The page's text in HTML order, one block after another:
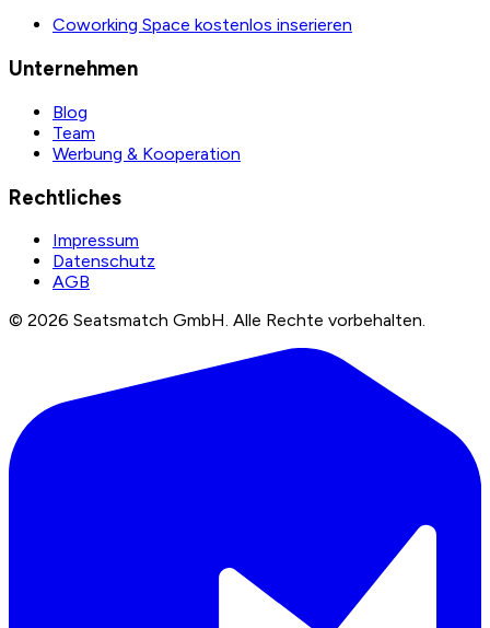
Coworking Space kostenlos inserieren
Unternehmen
Blog
Team
Werbung & Kooperation
Rechtliches
Impressum
Datenschutz
AGB
© 2026 Seatsmatch GmbH. Alle Rechte vorbehalten.